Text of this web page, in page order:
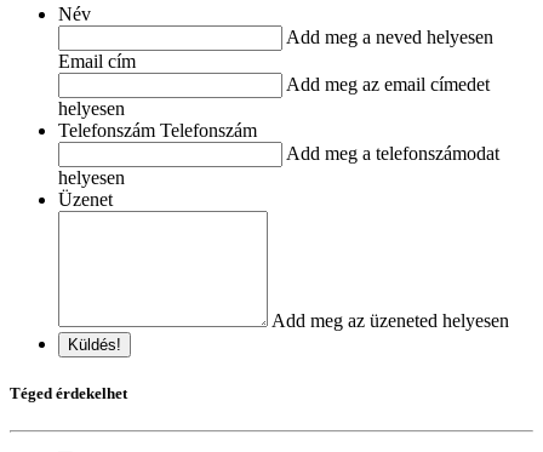
Név
Add meg a neved helyesen
Email cím
Add meg az email címedet
helyesen
Telefonszám Telefonszám
Add meg a telefonszámodat
helyesen
Üzenet
Add meg az üzeneted helyesen
Küldés!
Téged érdekelhet